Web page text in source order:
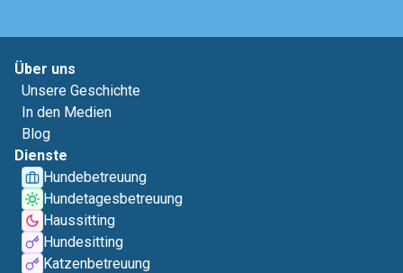
Über uns
Unsere Geschichte
In den Medien
Blog
Dienste
Hundebetreuung
Hundetagesbetreuung
Haussitting
Hundesitting
Katzenbetreuung